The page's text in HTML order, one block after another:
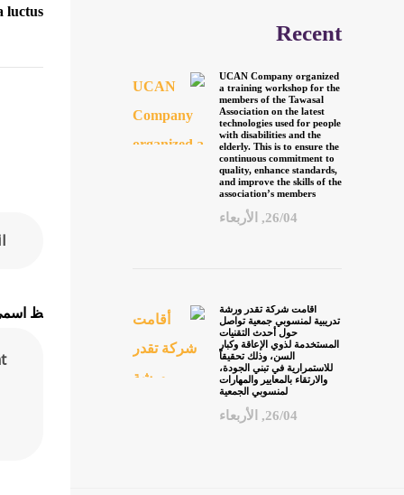
luctus.
ظ
Recent
UCAN Company organized
a training workshop for the
members of the Tawasal
Association on the latest
technologies used for people
with disabilities and the
elderly. This is to ensure the
continuous commitment to
quality, enhance standards,
and improve the skills of the
association’s members
26/04, الأربعاء
أقامت شركة تقدر ورشة
تدريبية لمنسوبي جمعية تواصل
حول أحدث التقنيات
المستخدمة لذوي الإعاقة وكبار
السن، وذلك تحقيقاً
للاستمرارية في تبني الجودة،
والارتقاء بالمعايير والمهارات
لمنسوبي الجمعية
26/04, الأربعاء